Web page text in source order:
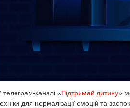
телеграм-каналі «Підтримай дитину»
для нормалізації емоцій та